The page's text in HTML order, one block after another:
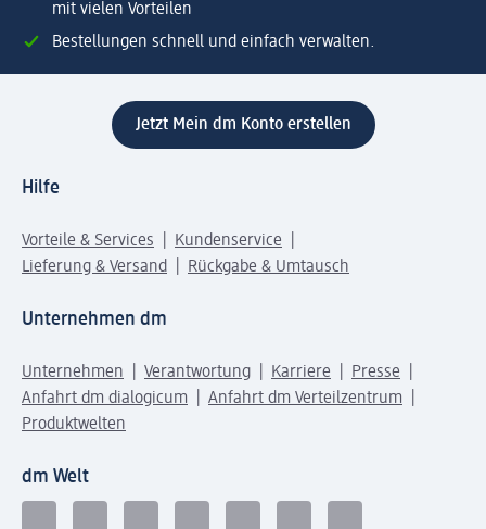
mit vielen Vorteilen
Bestellungen schnell und einfach verwalten.
Jetzt Mein dm Konto erstellen
Hilfe
Vorteile & Services
Kundenservice
Lieferung & Versand
Rückgabe & Umtausch
Unternehmen dm
Unternehmen Verantwortung Karriere
Presse
Anfahrt dm dialogicum
Anfahrt dm Verteilzentrum
Produktwelten
dm Welt